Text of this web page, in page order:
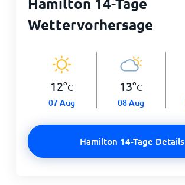
Wettervorhersage
12°C
07 Aug
13°C
08 Aug
Hamilton 14-Tage Details